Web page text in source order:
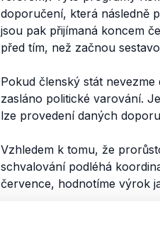
doporučení, která následně
jsou pak přijímaná koncem
před tím, než začnou
Pokud členský stát
zasláno politické varování.
lze provedení daných
Vzhledem k tomu, že
schvalování podléhá
července, hodnotíme výrok